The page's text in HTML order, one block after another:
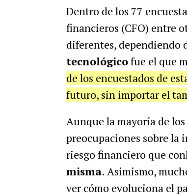
Dentro de los 77
financieros (CFO) entre
diferentes, dependiendo
tecnológicofue el que
de los encuestados de
futuro, sin importar el
Aunque la mayoría de
preocupaciones sobre la
riesgo financiero que
misma. Asimismo,
ver cómo evoluciona el